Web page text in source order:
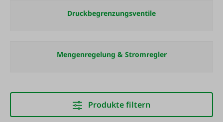
Druckbegrenzungsventile
Mengenregelung & Stromregler
Produkte filtern